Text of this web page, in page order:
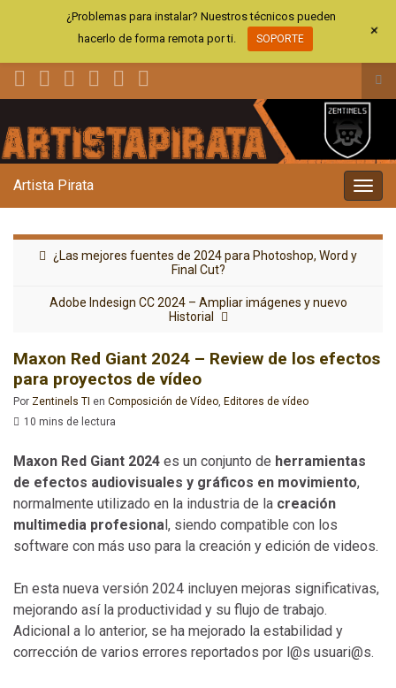
el
la
Artista Pirata
¿Las mejores fuentes de 2024 para Photoshop, Word y
Final Cut?
Adobe Indesign CC 2024 – Ampliar imágenes y nuevo
Historial
Maxon Red Giant 2024 – Review de los efectos
para proyectos de vídeo
Por Zentinels TI en Composición de Vídeo, Editores de vídeo
10 mins de lectura
Maxon Red Giant 2024 es un conjunto de herramientas
de efectos audiovisuales y gráficos en movimiento,
normalmente utilizado en la industria de la creación
multimedia profesional, siendo compatible con los
software con más uso para la creación y edición de videos.
En esta nueva versión 2024 incluyen mejoras significativas,
mejorando así la productividad y su flujo de trabajo.
Adicional a lo anterior, se ha mejorado la estabilidad y
corrección de varios errores reportados por l@s usuari@s.
¿Problemas para instalar? Nuestros técnicos pueden
hacerlo de forma remota por ti.
SOPORTE +